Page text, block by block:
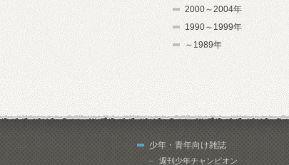
2000～2004年
1990～1999年
～1989年
少年・青年向け雑誌
週刊少年チャンピオン